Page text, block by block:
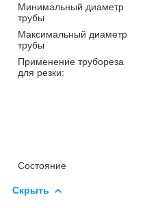
Минимальный диаметр
трубы
Максимальный диаметр
трубы
Применение трубореза
для резки:
Состояние
Скрыть